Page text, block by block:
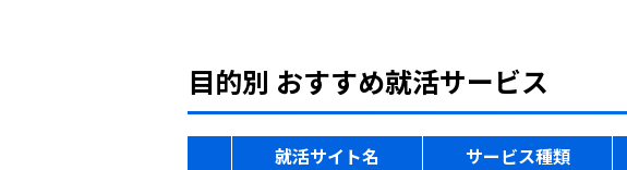
目的別 おすすめ就活サービス
就活サイト名 サービス種類